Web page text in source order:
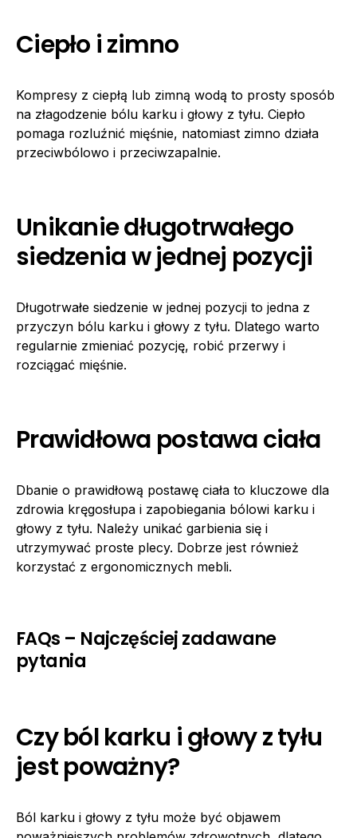
Ciepło i zimno
Kompresy z ciepłą lub zimną wodą to prosty sposób
na złagodzenie bólu karku i głowy z tyłu. Ciepło
pomaga rozluźnić mięśnie, natomiast zimno działa
przeciwbólowo i przeciwzapalnie.
Unikanie długotrwałego
siedzenia w jednej pozycji
Długotrwałe siedzenie w jednej pozycji to jedna z
przyczyn bólu karku i głowy z tyłu. Dlatego warto
regularnie zmieniać pozycję, robić przerwy i
rozciągać mięśnie.
Prawidłowa postawa ciała
Dbanie o prawidłową postawę ciała to kluczowe dla
zdrowia kręgosłupa i zapobiegania bólowi karku i
głowy z tyłu. Należy unikać garbienia się i
utrzymywać proste plecy. Dobrze jest również
korzystać z ergonomicznych mebli.
FAQs – Najczęściej zadawane
pytania
Czy ból karku i głowy z tyłu
jest poważny?
Ból karku i głowy z tyłu może być objawem